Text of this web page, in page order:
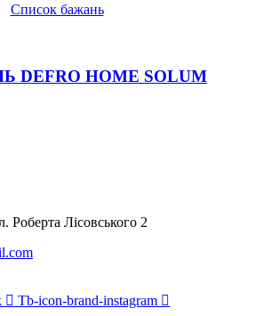
Список бажань
HOME SOLUM
Роберта Лісовського 2
Tb-icon-brand-instagram